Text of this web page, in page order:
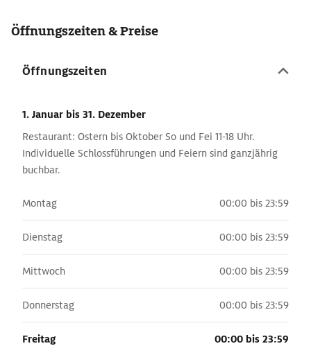
Öffnungszeiten & Preise
Öffnungszeiten
1. Januar bis 31. Dezember
Restaurant: Ostern bis Oktober So und Fei 11-18 Uhr.
Individuelle Schlossführungen und Feiern sind ganzjährig
buchbar.
Montag 00:00 bis 23:59
Dienstag 00:00 bis 23:59
Mittwoch 00:00 bis 23:59
Donnerstag 00:00 bis 23:59
Freitag 00:00 bis 23:59